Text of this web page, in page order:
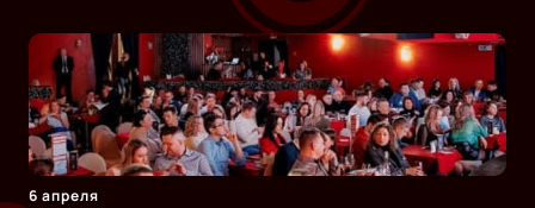
6 апреля